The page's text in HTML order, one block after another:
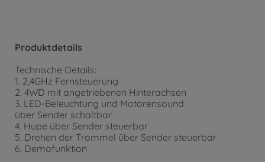
Produktdetails
Technische Details:
1. 2,4GHz Fernsteuerung
2. 4WD mit angetriebenen Hinterachsen
3. LED-Beleuchtung und Motorensound
über Sender schaltbar
4. Hupe über Sender steuerbar
5. Drehen der Trommel über Sender steuerbar
6. Demofunktion